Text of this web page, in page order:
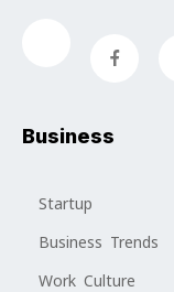
Business
Startup
Business Trends
Work Culture